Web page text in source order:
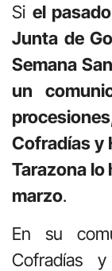
Si el
Junta de
Semana
un
Cofradías y
Tarazona lo
marzo.
En su
Cofradías